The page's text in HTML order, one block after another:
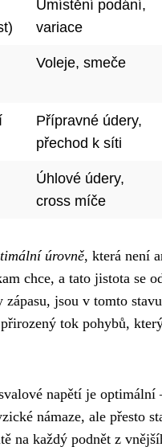
Umístění podání,
variace
Voleje, smeče
Přípravné údery,
přechod k síti
Úhlové údery,
cross míče
úrovně, která není
chce, a tato jistota se
jsou v tomto stavu
tok pohybů,
napětí je optimální
námaze, ale přesto
na každý podnět z